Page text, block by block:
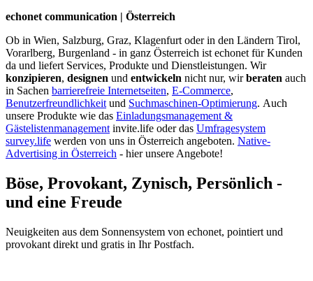
echonet communication | Österreich
Ob in Wien, Salzburg, Graz, Klagenfurt oder in den Ländern Tirol,
Vorarlberg, Burgenland - in ganz Österreich ist echonet für Kunden
da und liefert Services, Produkte und Dienstleistungen. Wir
konzipieren, designen und entwickeln nicht nur, wirberaten auch
in Sachen barrierefreie Internetseiten, E-Commerce,
Benutzerfreundlichkeit und Suchmaschinen-Optimierung. Auch
unsere Produkte wie das Einladungsmanagement &
Gästelistenmanagement invite.life oder das Umfragesystem
survey.life werden von uns in Österreich angeboten. Native-
Advertising in Österreich - hier unsere Angebote!
Böse, Provokant, Zynisch, Persönlich -
und eine Freude
Neuigkeiten aus dem Sonnensystem von echonet, pointiert und
provokant direkt und gratis in Ihr Postfach.